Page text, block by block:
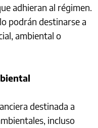
adhieran al régimen.
podrán destinarse a
ambiental o
destinada a
incluso